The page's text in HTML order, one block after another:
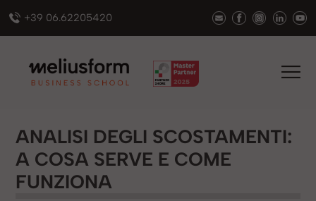
+39 06.62205420
ANALISI DEGLI SCOSTAMENTI:
A COSA SERVE E COME
FUNZIONA